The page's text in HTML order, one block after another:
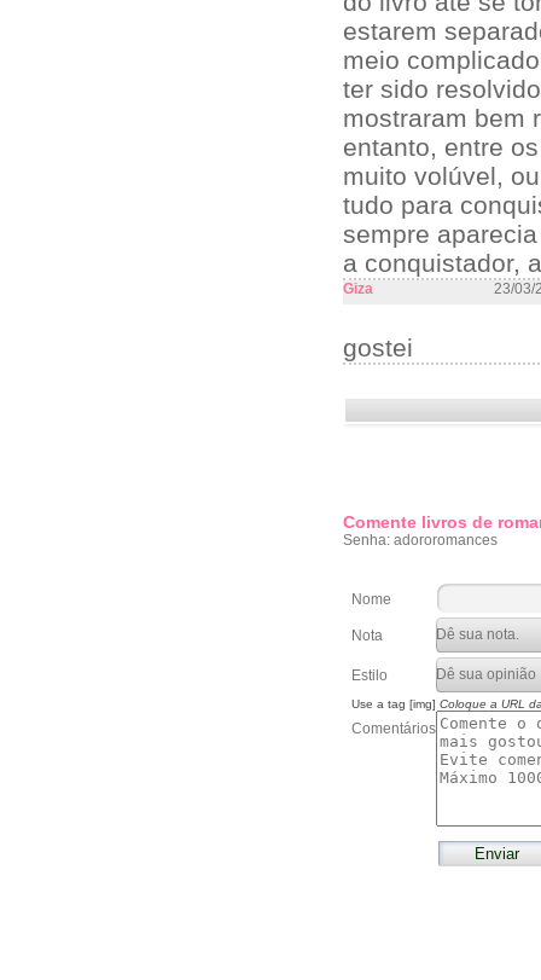
estarem
meio
ter sido
mostraram bem
entanto, entre
muito volúvel,
tudo para
sempre
a conquistador,
Giza 23/03/
gostei
Comente livros de
Senha: adororomances
Nome
Nota
Estilo
Use a tag [img] Coloque a URL
Comentários